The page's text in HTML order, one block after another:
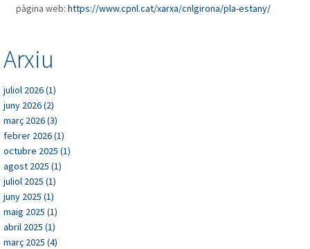
pàgina web: https://www.cpnl.cat/xarxa/cnlgirona/pla-estany/
Arxiu
juliol 2026 (1)
juny 2026 (2)
març 2026 (3)
febrer 2026 (1)
octubre 2025 (1)
agost 2025 (1)
juliol 2025 (1)
juny 2025 (1)
maig 2025 (1)
abril 2025 (1)
març 2025 (4)